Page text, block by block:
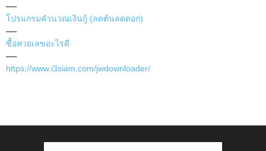
—-
โปรแกรมคำนวณเงินกู้ (ลดต้นลดดอก)
—-
ซื้อหวยเลขอะไรดี
—-
https://www.i3siam.com/jwdownloader/